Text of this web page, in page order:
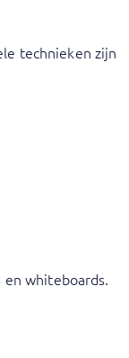
technieken zijn
whiteboards.